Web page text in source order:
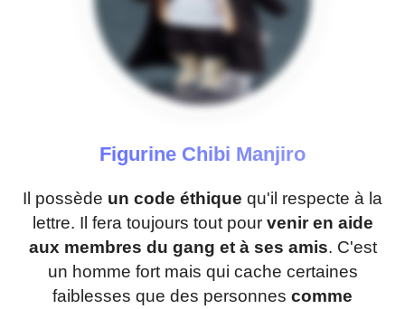
Figurine Chibi Manjiro
Il possède un code éthique qu'il respecte à la
lettre. Il fera toujours tout pour venir en aide
aux membres du gang et à ses amis. C'est
un homme fort mais qui cache certaines
faiblesses que des personnes comme